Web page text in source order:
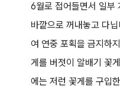
6월로 접어들면서 일부
바깥으로 꺼내놓고 다
여 연중 포획을 금지하
게를 버젓이 알배기 꽃
에는 저런 꽃게를 구입